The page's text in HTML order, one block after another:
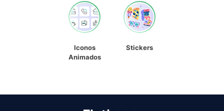
Iconos
Animados
Stickers